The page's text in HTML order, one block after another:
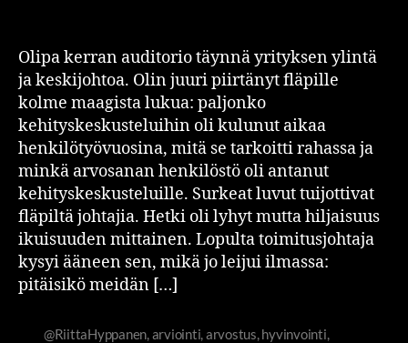
Olipa kerran auditorio täynnä yrityksen ylintä
ja keskijohtoa. Olin juuri piirtänyt fläpille
kolme maagista lukua: paljonko
kehityskeskusteluihin oli kulunut aikaa
henkilötyövuosina, mitä se tarkoitti rahassa ja
minkä arvosanan henkilöstö oli antanut
kehityskeskusteluille. Surkeat luvut tuijottivat
fläpiltä johtajia. Hetki oli lyhyt mutta hiljaisuus
ikuisuuden mittainen. Lopulta toimitusjohtaja
kysyi ääneen sen, mikä jo leijui ilmassa:
pitäisikö meidän […]
@RiittaHyppanen,arviointi,arvostus,hyvinvointi,